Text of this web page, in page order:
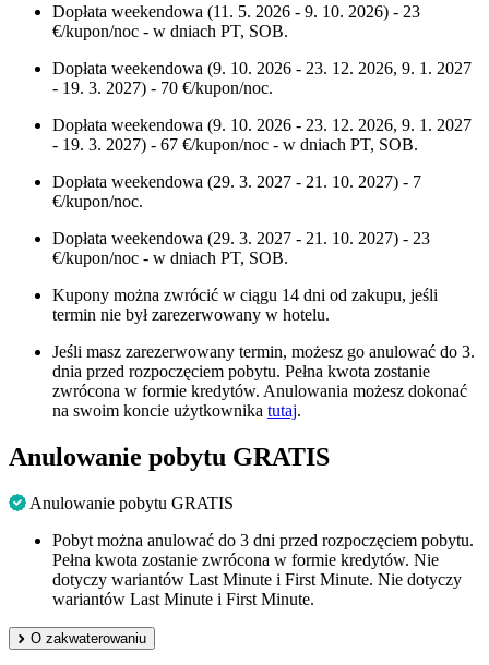
Dopłata weekendowa (11. 5. 2026 - 9. 10. 2026) - 23
€/kupon/noc - w dniach PT, SOB.
Dopłata weekendowa (9. 10. 2026 - 23. 12. 2026, 9. 1. 2027
- 19. 3. 2027) - 70 €/kupon/noc.
Dopłata weekendowa (9. 10. 2026 - 23. 12. 2026, 9. 1. 2027
- 19. 3. 2027) - 67 €/kupon/noc - w dniach PT, SOB.
Dopłata weekendowa (29. 3. 2027 - 21. 10. 2027) - 7
€/kupon/noc.
Dopłata weekendowa (29. 3. 2027 - 21. 10. 2027) - 23
€/kupon/noc - w dniach PT, SOB.
Kupony można zwrócić w ciągu 14 dni od zakupu, jeśli
termin nie był zarezerwowany w hotelu.
Jeśli masz zarezerwowany termin, możesz go anulować do 3.
dnia przed rozpoczęciem pobytu. Pełna kwota zostanie
zwrócona w formie kredytów. Anulowania możesz dokonać
na swoim koncie użytkownika tutaj.
Anulowanie pobytu GRATIS
Anulowanie pobytu GRATIS
Pobyt można anulować do 3 dni przed rozpoczęciem pobytu.
Pełna kwota zostanie zwrócona w formie kredytów. Nie
dotyczy wariantów Last Minute i First Minute. Nie dotyczy
wariantów Last Minute i First Minute.
O zakwaterowaniu